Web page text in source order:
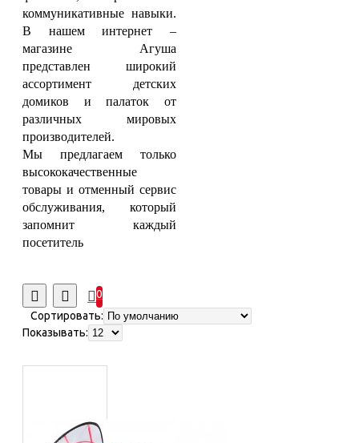
коммуникативные навыки.
В нашем интернет –
магазине Агуша
представлен широкий
ассортимент детских
домиков и палаток от
различных мировых
производителей.
Мы предлагаем только
высококачественные
товары и отменный сервис
обслуживания, который
запомнит каждый
посетитель
0
Сортировать:
Показывать: